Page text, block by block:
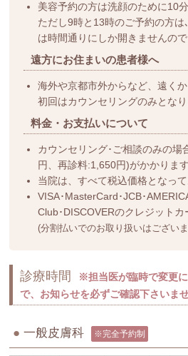
美容予約の方は洗顔のために10
ただし9時と13時のご予約の方
は時間通りにしか開きませんので
遠方にお住まいの患者様へ
海外や京都市外からなど、遠く
初回はカウンセリングのみとなり
料金・お支払いについて
カウンセリング･ご相談のみの場
円、再診料:1,650円)がかかります
当院は、すべて税込価格となって
VISA･MasterCard･JCB･
Club･DISCOVERのクレジットカ
(分割払いでのお取り扱いはござい
診療時間
※担当医が臨時で変更
で、お知らせを必ずご確認下さいませ
● 一般皮膚科 ※完全予約制